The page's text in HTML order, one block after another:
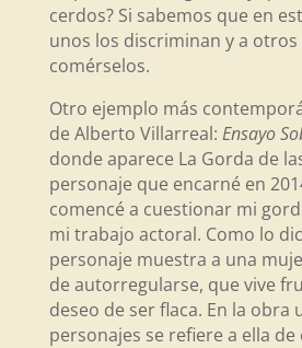
cerdos? Si sabemos que en
unos los discriminan y a
comérselos.
Otro ejemplo más
de Alberto Villarreal: Ensayo
donde aparece La Gorda de
personaje que encarné en
comencé a cuestionar mi
mi trabajo actoral. Como lo
personaje muestra a una
de autorregularse, que vive
deseo de ser flaca. En la obra
personajes se refiere a ella de